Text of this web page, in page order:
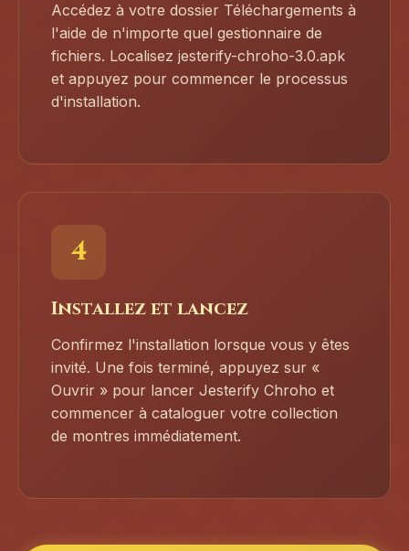
Accédez à votre dossier Téléchargements à
l'aide de n'importe quel gestionnaire de
fichiers. Localisez jesterify-chroho-3.0.apk
et appuyez pour commencer le processus
d'installation.
4
Installez et lancez
Confirmez l'installation lorsque vous y êtes
invité. Une fois terminé, appuyez sur «
Ouvrir » pour lancer Jesterify Chroho et
commencer à cataloguer votre collection
de montres immédiatement.